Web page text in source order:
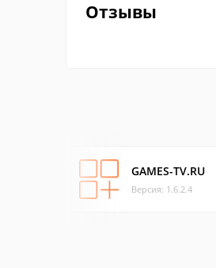
Отзывы
GAMES-TV.RU
Версия: 1.6.2.4